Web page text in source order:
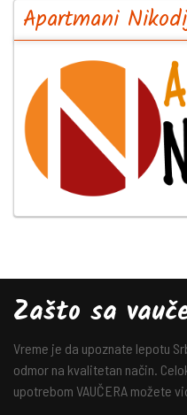
Apartmani
Zašto sa
Vreme je da upoznate lepotu
odmor na kvalitetan način.
upotrebom VAUČERA možete